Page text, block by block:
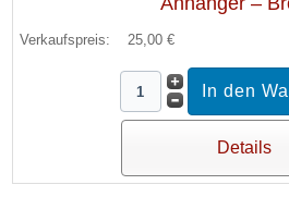
Verkaufspreis: 25,00 €
Details